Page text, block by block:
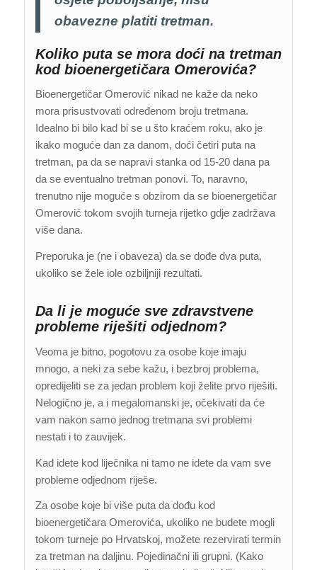
obavezne platiti tretman.
Koliko puta se mora doći na tretman
kod bioenergetičara Omerovića?
Bioenergetičar Omerović nikad ne kaže da neko
mora prisustvovati određenom broju tretmana.
Idealno bi bilo kad bi se u što kraćem roku, ako je
ikako moguće dan za danom, doći četiri puta na
tretman, pa da se napravi stanka od 15-20 dana pa
da se eventualno tretman ponovi. To, naravno,
trenutno nije moguće s obzirom da se bioenergetičar
Omerović tokom svojih turneja rijetko gdje zadržava
više dana.
Preporuka je (ne i obaveza) da se dođe dva puta,
ukoliko se žele iole ozbiljniji rezultati.
Da li je moguće sve zdravstvene
probleme riješiti odjednom?
Veoma je bitno, pogotovu za osobe koje imaju
mnogo, a neki za sebe kažu, i bezbroj problema,
opredijeliti se za jedan problem koji želite prvo riješiti.
Nelogično je, a i megalomanski je, očekivati da će
vam nakon samo jednog tretmana svi problemi
nestati i to zauvijek.
Kad idete kod liječnika ni tamo ne idete da vam sve
probleme odjednom riješe.
Za osobe koje bi više puta da dođu kod
bioenergetičara Omerovića, ukoliko ne budete mogli
tokom turneje po Hrvatskoj, možete rezervirati termin
za tretman na daljinu. Pojedinačni ili grupni. (Kako